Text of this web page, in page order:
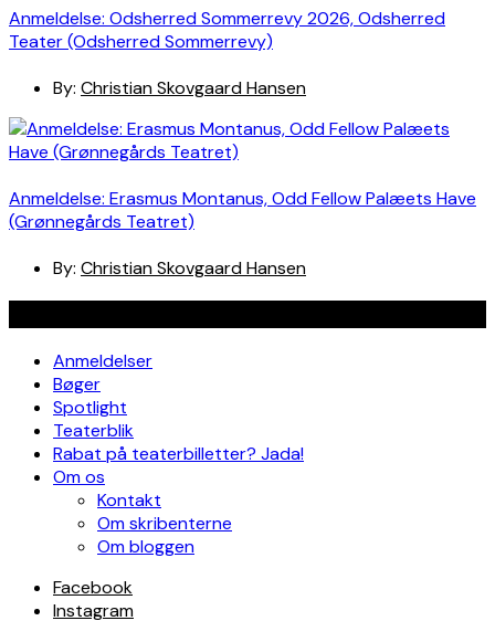
Anmeldelse: Odsherred Sommerrevy 2026, Odsherred
Teater (Odsherred Sommerrevy)
By: Christian Skovgaard Hansen
Anmeldelse: Erasmus Montanus, Odd Fellow Palæets Have
(Grønnegårds Teatret)
By: Christian Skovgaard Hansen
Anmeldelser
Bøger
Spotlight
Teaterblik
Rabat på teaterbilletter? Jada!
Om os
Kontakt
Om skribenterne
Om bloggen
Facebook
Instagram